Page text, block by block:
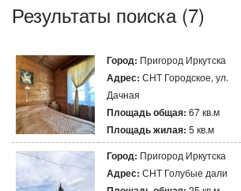
Результаты поиска (7)
Город: Пригород Иркутска
Адрес: СНТ Городское, ул.
Дачная
Площадь общая: 67 кв.м
Площадь жилая: 5 кв.м
Город: Пригород Иркутска
Адрес: СНТ Голубые дали